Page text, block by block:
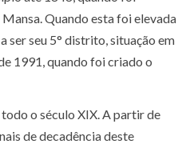
Quando esta foi elevada
ser seu 5° distrito, situação em
1991, quando foi criado o
o século XIX. A partir de
de decadência deste